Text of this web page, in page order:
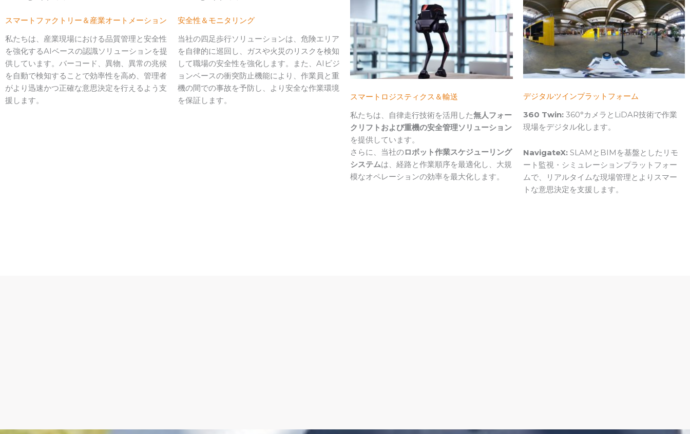
スマートファクトリー＆産業オートメーション
私たちは、産業現場における品質管理と安全性
を強化するAIベースの認識ソリューションを提
供しています。バーコード、異物、異常の兆候
を自動で検知することで効率性を高め、管理者
がより迅速かつ正確な意思決定を行えるよう支
援します。
安全性＆モニタリング
当社の四足歩行ソリューションは、危険エリア
を自律的に巡回し、ガスや火災のリスクを検知
して職場の安全性を強化します。また、AIビジ
ョンベースの衝突防止機能により、作業員と重
機の間での事故を予防し、より安全な作業環境
を保証します。
スマートロジスティクス＆輸送
私たちは、自律走行技術を活用した無人フォー
クリフトおよび重機の安全管理ソリューション
を提供しています。
さらに、当社のロボット作業スケジューリング
システムは、経路と作業順序を最適化し、大規
模なオペレーションの効率を最大化します。
デジタルツインプラットフォーム
360 Twin: 360°カメラとLiDAR技術で作業
現場をデジタル化します。
NavigateX: SLAMとBIMを基盤としたリモ
ート監視・シミュレーションプラットフォー
ムで、リアルタイムな現場管理とよりスマー
トな意思決定を支援します。